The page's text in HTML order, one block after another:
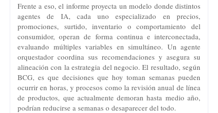
Frente a eso, el informe proyecta un modelo donde distintos
agentes de IA, cada uno especializado en precios,
promociones, surtido, inventario o comportamiento del
consumidor, operan de forma continua e interconectada,
evaluando múltiples variables en simultáneo. Un agente
orquestador coordina sus recomendaciones y asegura su
alineación con la estrategia del negocio. El resultado, según
BCG, es que decisiones que hoy toman semanas pueden
ocurrir en horas, y procesos como la revisión anual de línea
de productos, que actualmente demoran hasta medio año,
podrían reducirse a semanas o desaparecer del todo.